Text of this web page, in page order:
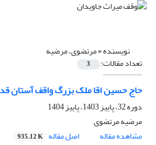
نویسنده =مرتضوی، مرضیه
تعداد مقالات: 3
حاج حسین اقا ملک بزرگ واقف
دوره 32، پاییز 1403، پاییز 1404
مرضیه مرتضوی
مشاهده مقاله
اصل مقاله 935.12 K